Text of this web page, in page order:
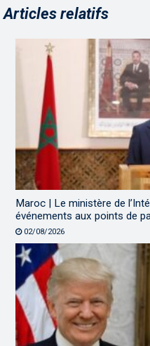
Articles relatifs
Maroc | Le ministère de
événements aux points de
02/08/2026